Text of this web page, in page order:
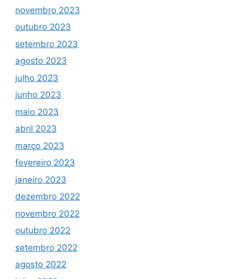
novembro 2023
outubro 2023
setembro 2023
agosto 2023
julho 2023
junho 2023
maio 2023
abril 2023
março 2023
fevereiro 2023
janeiro 2023
dezembro 2022
novembro 2022
outubro 2022
setembro 2022
agosto 2022